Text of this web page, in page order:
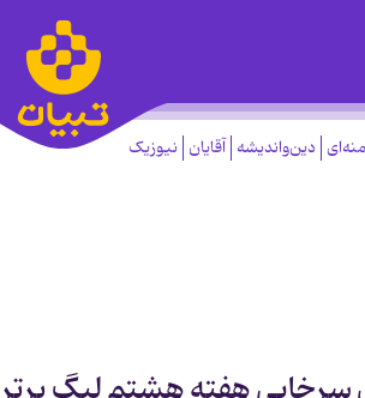
دین‌واندیشه آقایان نیوزیک